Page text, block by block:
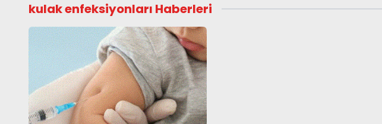
kulak enfeksiyonları Haberleri